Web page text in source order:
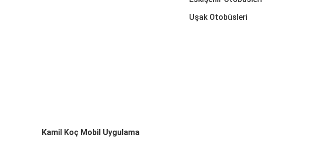
Uşak Otobüsleri
Kamil Koç Mobil Uygulama